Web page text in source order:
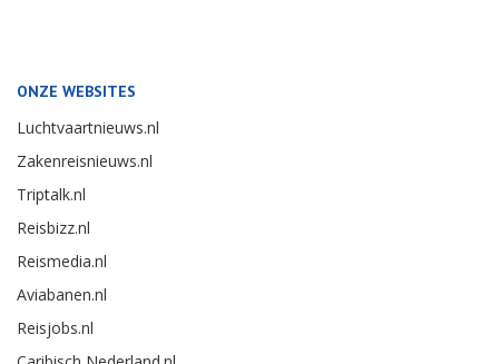
ONZE WEBSITES
Luchtvaartnieuws.nl
Zakenreisnieuws.nl
Triptalk.nl
Reisbizz.nl
Reismedia.nl
Aviabanen.nl
Reisjobs.nl